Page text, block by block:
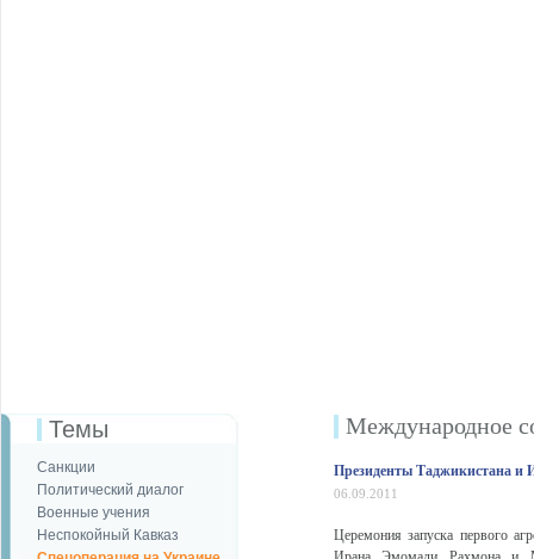
Темы
Санкции
Политический диалог
Военные учения
Неспокойный Кавказ
Международное
Президенты Таджикистана и
06.09.2011
Церемония запуска первого